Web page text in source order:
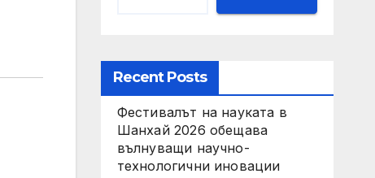
Recent Posts
Фестивалът на науката в
Шанхай 2026 обещава
вълнуващи научно-
технологични иновации